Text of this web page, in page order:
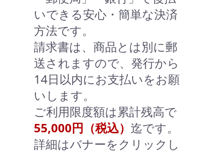
いできる安心・簡単な決済
方法です。
請求書は、商品とは別に郵
送されますので、発行から
14日以内にお支払いをお願
いします。
ご利用限度額は累計残高で
55,000円（税込） 迄です。
詳細はバナーをクリックし